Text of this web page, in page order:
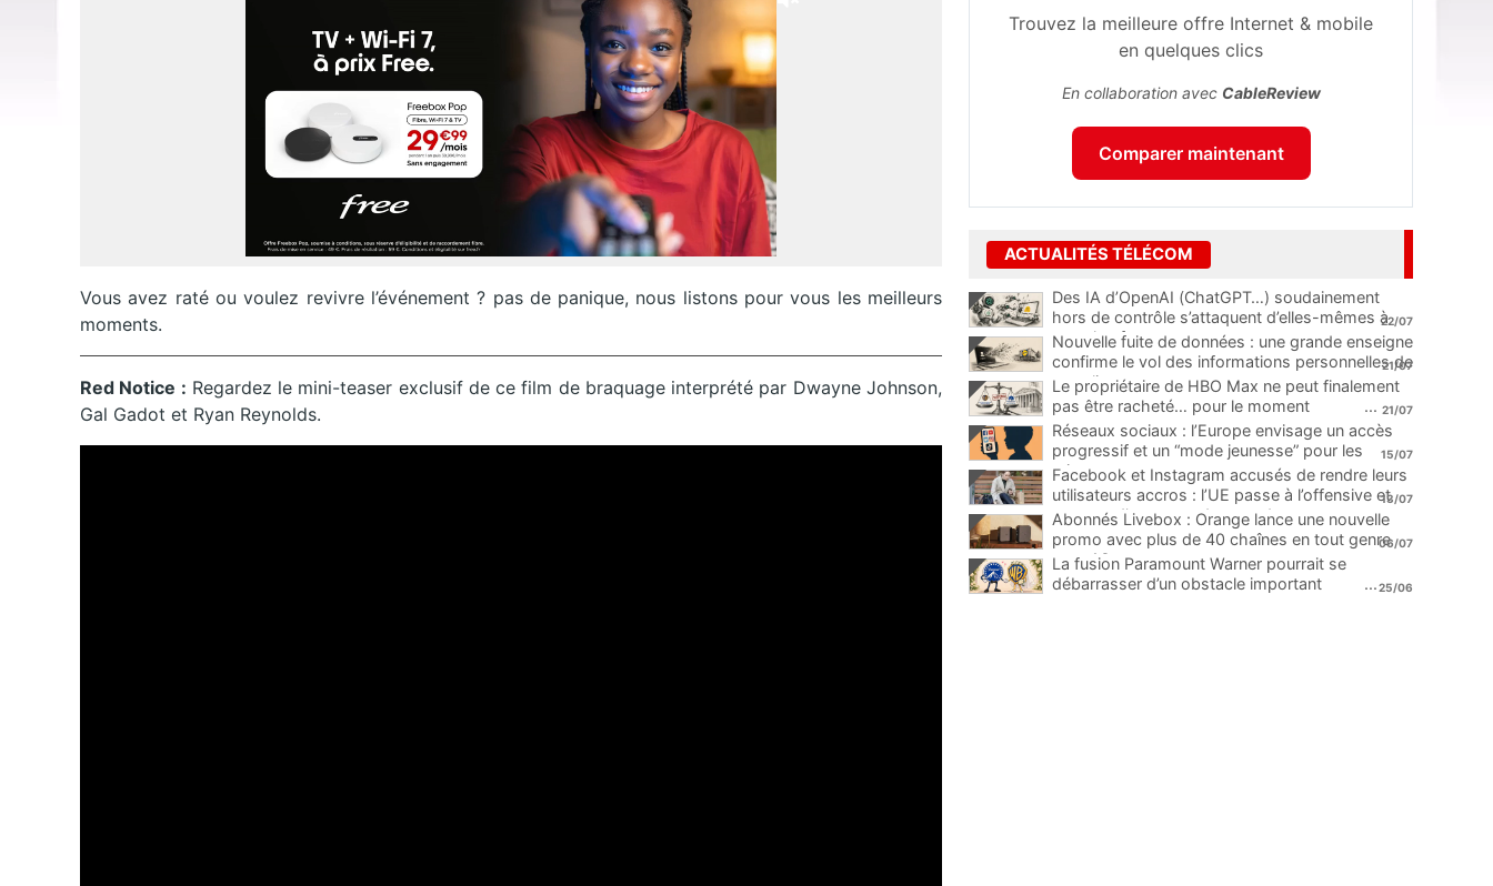
Vous avez raté ou voulez revivre l’événement ? pas de panique, nous listons pour vous les meilleurs
moments.
Red Notice : Regardez le mini-teaser exclusif de ce film de braquage interprété par Dwayne Johnson,
Gal Gadot et Ryan Reynolds.
Trouvez la meilleure offre Internet & mobile
en quelques clics
En collaboration avec CableReview
Comparer maintenant
ACTUALITÉS TÉLÉCOM
Des IA d’OpenAI (ChatGPT…) soudainement
hors de contrôle s’attaquent d’elles-mêmes à
une plateforme
...
22/07
Nouvelle fuite de données : une grande enseigne
confirme le vol des informations personnelles de
ses clients
...
21/07
Le propriétaire de HBO Max ne peut finalement
pas être racheté… pour le moment
... 21/07
Réseaux sociaux : l’Europe envisage un accès
progressif et un “mode jeunesse” pour les
mineurs
...
15/07
Facebook et Instagram accusés de rendre leurs
utilisateurs accros : l’UE passe à l’offensive et
menace d’une amende record
...
13/07
Abonnés Livebox : Orange lance une nouvelle
promo avec plus de 40 chaînes en tout genre
pour 1€
06/07
La fusion Paramount Warner pourrait se
débarrasser d’un obstacle important
...25/06